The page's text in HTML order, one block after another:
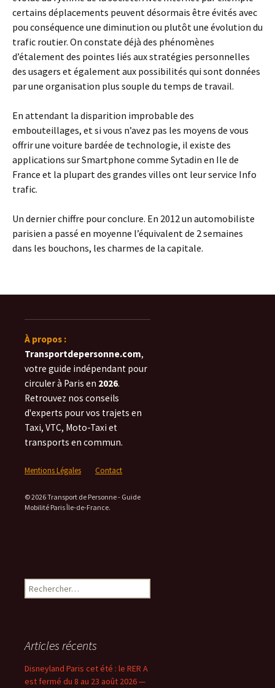
certains déplacements peuvent désormais être évités avec
pou conséquence une diminution ou plutôt une évolution du
trafic routier. On constate déjà des phénomènes
d’étalement des pointes liés aux stratégies personnelles
des usagers et également aux possibilités qui sont données
par une organisation plus souple du temps de travail.
En attendant la disparition improbable des
embouteillages, et si vous n’avez pas les moyens de vous
offrir une voiture bardée de technologie, il existe des
applications sur Smartphone comme Sytadin en Ile de
France et la plupart des grandes villes ont leur service Info
trafic.
Un dernier chiffre pour conclure. En 2012 un automobiliste
parisien a passé en moyenne l’équivalent de 2 semaines
dans les bouchons, les charmes de la capitale.
À propos :
Transportdepersonne.com,
votre guide indépendant pour
circuler à Paris en 2026.
Retrouvez nos conseils
d'experts pour vos trajets en
Taxi, VTC, Moto-Taxi et
transports en commun.
Mentions Légales Contact
© 2026 Transport de Personne - Guide
Mobilité Paris Île-de-France.
Rechercher :
Articles récents
Disneyland Paris cet été : le RER A
est fermé du 8 au 23 août 2026 —